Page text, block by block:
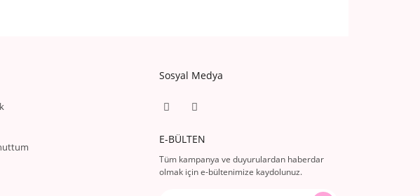
Sosyal Medya
E-BÜLTEN
Tüm kampanya ve duyurulardan haberdar
olmak için e-bültenimize kaydolunuz.